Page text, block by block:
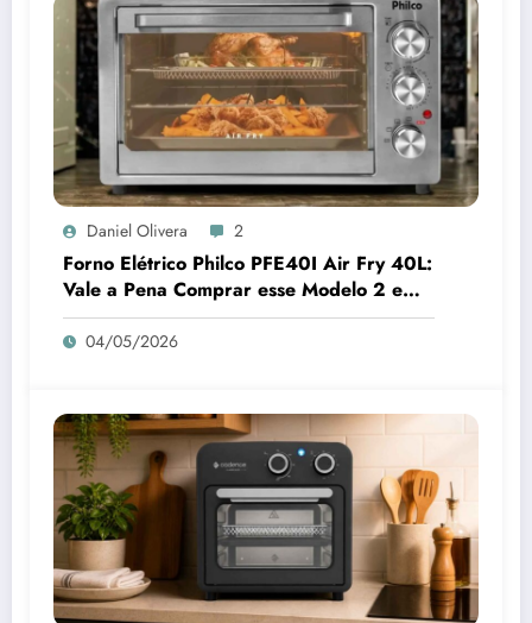
Daniel Olivera 2
Forno Elétrico Philco PFE40I Air Fry 40L:
Vale a Pena Comprar esse Modelo 2 em 1
para sua Cozinha em 2026?
04/05/2026